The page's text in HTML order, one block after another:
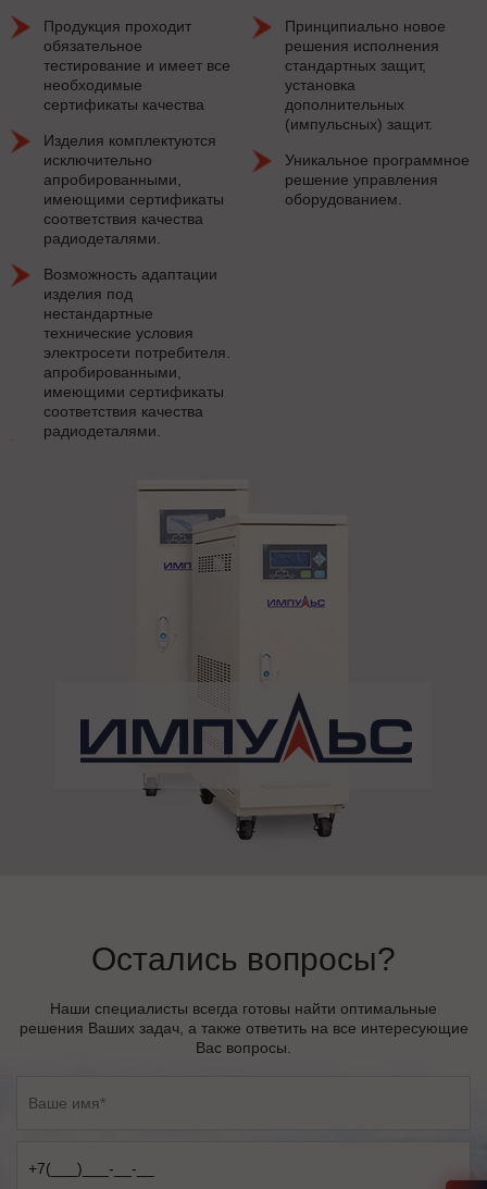
Продукция проходит
обязательное
тестирование и имеет все
необходимые
сертификаты качества
Изделия комплектуются
исключительно
апробированными,
имеющими сертификаты
соответствия качества
радиодеталями.
Возможность адаптации
изделия под
нестандартные
технические условия
электросети потребителя.
апробированными,
имеющими сертификаты
соответствия качества
радиодеталями.
Принципиально новое
решения исполнения
стандартных защит,
установка
дополнительных
(импульсных) защит.
Уникальное программное
решение управления
оборудованием.
Остались вопросы?
Наши специалисты всегда готовы найти оптимальные
решения Ваших задач, а также ответить на все интересующие
Вас вопросы.